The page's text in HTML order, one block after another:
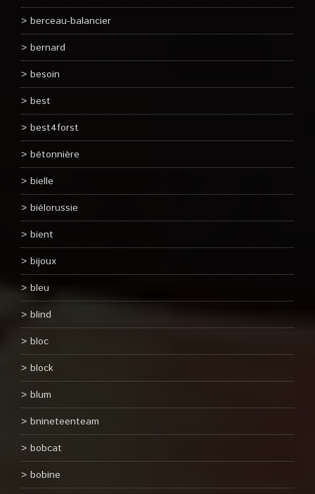
berceau-balancier
bernard
besoin
best
best4forst
bétonnière
bielle
biélorussie
bient
bijoux
bleu
blind
bloc
block
blum
bnineteenteam
bobcat
bobine